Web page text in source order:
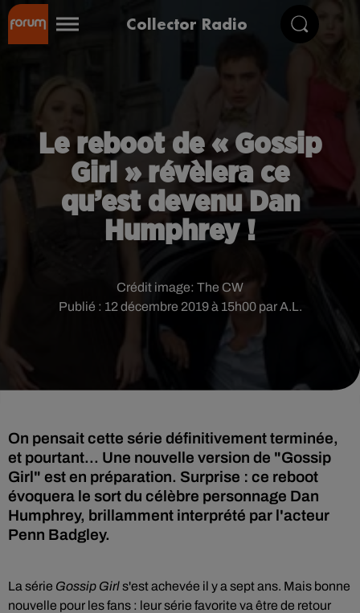
Collector Radio
Le reboot de « Gossip
Girl » révèlera ce
qu’est devenu Dan
Humphrey !
Publié : 12 décembre 2019 à 15h00 par A.L.
Crédit image: The CW
On pensait cette série définitivement terminée,
et pourtant... Une nouvelle version de "Gossip
Girl" est en préparation. Surprise : ce reboot
évoquera le sort du célèbre personnage Dan
Humphrey, brillamment interprété par l'acteur
Penn Badgley.
La série Gossip Girls'est achevée il y a sept ans. Mais bonne
nouvelle pour les fans : leur série favorite va être de retour